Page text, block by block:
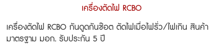
เครื่องตัดไฟ RCBO
เครื่องตัดไฟ RCBO กันดูดกันช๊อต ตัดไฟเมื่อไฟรั่ว/ไฟเกิน สินค้า
มาตรฐาม มอก. รับประกัน 5 ปี